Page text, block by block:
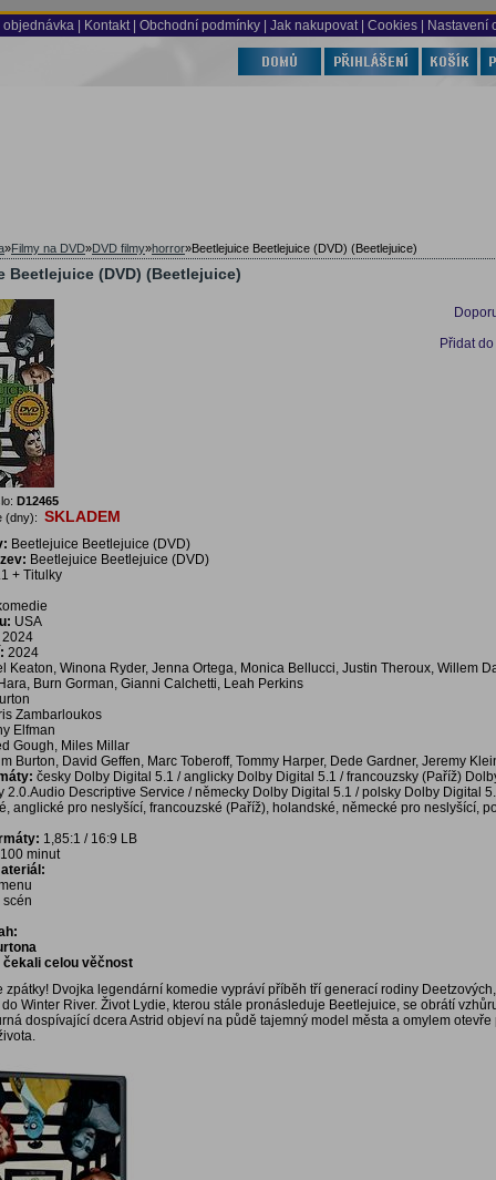
objednávka Kontakt Obchodní podmínky Jak nakupovat | Cookies | Nastavení
»Filmy na DVD»DVD filmy»horror»Beetlejuice Beetlejuice (DVD) (Beetlejuice)
Beetlejuice (DVD) (Beetlejuice)
Přidat
D12465
(dny): SKLADEM
Beetlejuice Beetlejuice (DVD)
Beetlejuice Beetlejuice (DVD)
+ Titulky
USA
2024
2024
Keaton, Winona Ryder, Jenna Ortega, Monica Bellucci, Justin Theroux, Willem
Burn Gorman, Gianni Calchetti, Leah Perkins
Zambarloukos
Elfman
Gough, Miles Millar
Burton, David Geffen, Marc Toberoff, Tommy Harper, Dede Gardner, Jeremy
česky Dolby Digital 5.1 / anglicky Dolby Digital 5.1 / francouzsky (Paříž)
2.0.Audio Descriptive Service / německy Dolby Digital 5.1 / polsky Dolby Digital
anglické pro neslyšící, francouzské (Paříž), holandské, německé pro neslyšící,
1,85:1 / 16:9 LB
minut
čekali celou věčnost
zpátky! Dvojka legendární komedie vypráví příběh tří generací rodiny
Winter River. Život Lydie, kterou stále pronásleduje Beetlejuice, se obrátí
dospívající dcera Astrid objeví na půdě tajemný model města a omylem otevře